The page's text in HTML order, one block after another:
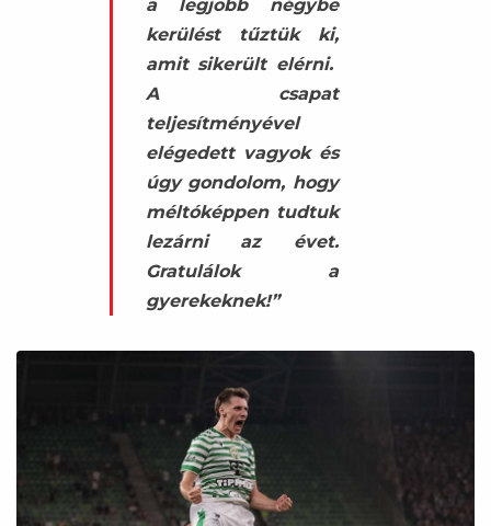
a legjobb négybe
kerülést tűztük ki,
amit sikerült elérni.
A csapat
teljesítményével
elégedett vagyok és
úgy gondolom, hogy
méltóképpen tudtuk
lezárni az évet.
Gratulálok a
gyerekeknek!”